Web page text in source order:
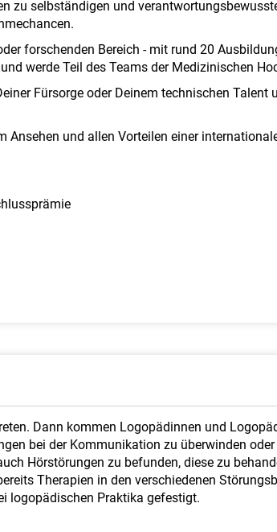
zu selbständigen und
forschenden Bereich - mit rund 20
werde Teil des Teams der Medizinischen
Fürsorge oder Deinem technischen Talent
und allen Vorteilen einer
Dann kommen Logopädinnen und
bei der Kommunikation zu überwinden
Hörstörungen zu befunden, diese zu
Therapien in den verschiedenen
logopädischen Praktika gefestigt.